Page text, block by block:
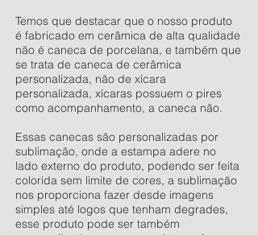
Temos que destacar que o nosso produto
é fabricado em cerâmica de alta qualidade
não é caneca de porcelana, e também que
se trata de caneca de cerâmica
personalizada, não de xícara
personalizada, xícaras possuem o pires
como acompanhamento, a caneca não.
Essas canecas são personalizadas por
sublimação, onde a estampa adere no
lado externo do produto, podendo ser feita
colorida sem limite de cores, a sublimação
nos proporciona fazer desde imagens
simples até logos que tenham degrades,
esse produto pode ser também